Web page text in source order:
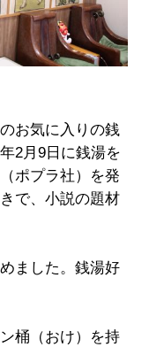
お気に入りの銭
2月9日に銭湯を
ポプラ社）を発
で、小説の題材
ました。銭湯好
桶（おけ）を持